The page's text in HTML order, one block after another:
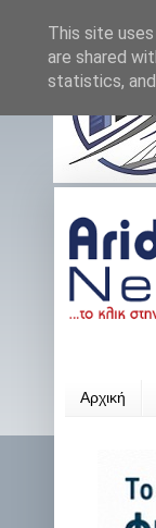
Αρχική
This site
are shared
statistics,